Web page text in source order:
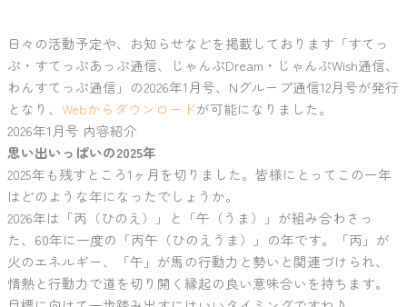
日々の活動予定や、お知らせなどを掲載しております「すてっ
ぷ・すてっぷあっぷ通信、じゃんぷDream・じゃんぷWish通信、
わんすてっぷ通信」の2026年1月号、Nグループ通信12月号が発行
となり、 Webからダウンロードが可能になりました。
2026年1月号 内容紹介
思い出いっぱいの2025年
2025年も残すところ1ヶ月を切りました。皆様にとってこの一年
はどのような年になったでしょうか。
2026年は「丙（ひのえ）」と「午（うま）」が組み合わさっ
た、60年に一度の「丙午（ひのえうま）」の年です。「丙」が
火のエネルギー、「午」が馬の行動力と勢いと関連づけられ、
情熱と行動力で道を切り開く縁起の良い意味合いを持ちます。